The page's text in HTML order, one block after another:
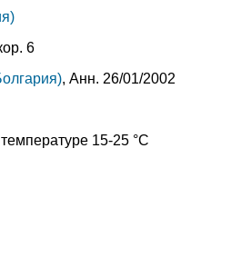
6
, Анн. 26/01/2002
15-25 °C